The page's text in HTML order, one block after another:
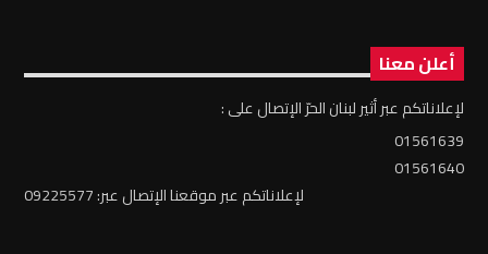
أعلن معنا
لإعلاناتكم عبر أثير لبنان الحرّ الإتصال على :
01561639
01561640
لإعلاناتكم عبر موقعنا الإتصال عبر: 09225577